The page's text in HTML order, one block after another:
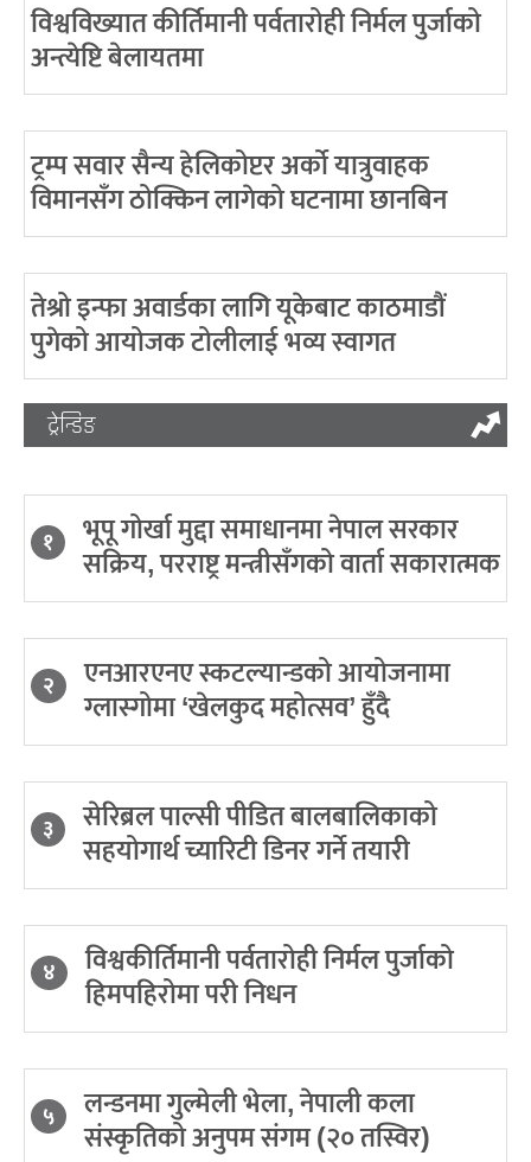
विश्वविख्यात कीर्तिमानी पर्वतारोही निर्मल पुर्जाको
अन्त्येष्टि बेलायतमा
ट्रम्प सवार सैन्य हेलिकोप्टर अर्को यात्रुवाहक
विमानसँग ठोक्किन लागेको घटनामा छानबिन
तेश्रो इन्फा अवार्डका लागि यूकेबाट काठमाडौं
पुगेको आयोजक टोलीलाई भव्य स्वागत
ट्रेन्डिङ
१ भूपू गोर्खा मुद्दा समाधानमा नेपाल सरकार
सक्रिय, परराष्ट्र मन्त्रीसँगको वार्ता सकारात्मक
२ एनआरएनए स्कटल्यान्डको आयोजनामा
ग्लास्गोमा ‘खेलकुद महोत्सव’ हुँदै
३ सेरिब्रल पाल्सी पीडित बालबालिकाको
सहयोगार्थ च्यारिटी डिनर गर्ने तयारी
४ विश्वकीर्तिमानी पर्वतारोही निर्मल पुर्जाको
हिमपहिरोमा परी निधन
५ लन्डनमा गुल्मेली भेला, नेपाली कला
संस्कृतिको अनुपम संगम (२० तस्विर)